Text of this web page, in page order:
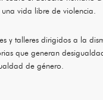
vida libre de violencia.
y talleres dirigidos a la
que generan
de género.